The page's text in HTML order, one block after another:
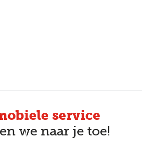
service
we naar je toe!